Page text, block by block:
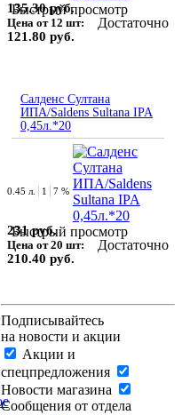
Быстрый просмотр
135.30 руб.
Цена от 12 шт:
121.80 руб.
Достаточно
Салденс Султана
ИПА/Saldens Sultana IPA
0,45л.*20
Быстрый просмотр
0.45 л. 1 7 %
231 руб.
Цена от 20 шт:
210.40 руб.
Достаточно
Подписывайтесь
на новости и акции
Акции и
спецпредложения
Новости магазина
Сообщения от отдела